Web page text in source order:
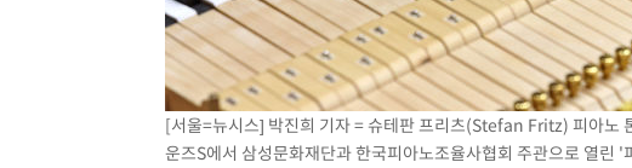
콜롬비아 신임 우파 대통령 취임 하루만에 차량폭탄 폭발 사건
[서울=뉴시스] 박진희 기자 = 슈테판 프리츠(Stefan Fritz) 피아노
운즈S에서 삼성문화재단과 한국피아노조율사협회 주관으로 열린